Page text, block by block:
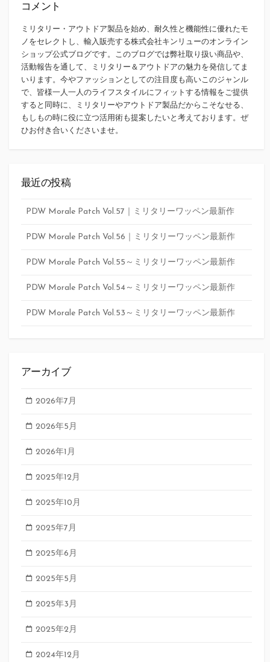
コメント
ミリタリー・アウトドア製品を始め、耐久性と機能性に優れたモ
ノをセレクトし、輸入販売する株式会社キンリューのオンライン
ショップ公式ブログです。このブログでは弊社取り扱い商品や、
活動報告を通して、ミリタリー＆アウトドアの魅力を発信してま
いります。今やファッションとしての注目度も高いこのジャンル
で、皆様一人一人のライフスタイルにフィットする情報をご提供
すると同時に、ミリタリーやアウトドア製品だからこそなせる、
もしもの時に役に立つ活用術も提案したいと考えております。ぜ
ひお付き合いくださいませ。
最近の投稿
PDW Morale Patch Vol.57｜ミリタリーワッペン最新作
PDW Morale Patch Vol.56｜ミリタリーワッペン最新作
PDW Morale Patch Vol.55～ミリタリーワッペン最新作
PDW Morale Patch Vol.54～ミリタリーワッペン最新作
PDW Morale Patch Vol.53～ミリタリーワッペン最新作
アーカイブ
2026年7月
2026年5月
2026年1月
2025年12月
2025年10月
2025年7月
2025年6月
2025年5月
2025年3月
2025年2月
2024年12月